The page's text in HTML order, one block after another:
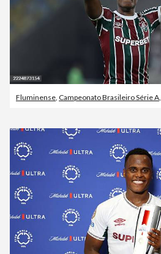
Fluminense, Campeonato Brasileiro Série A,